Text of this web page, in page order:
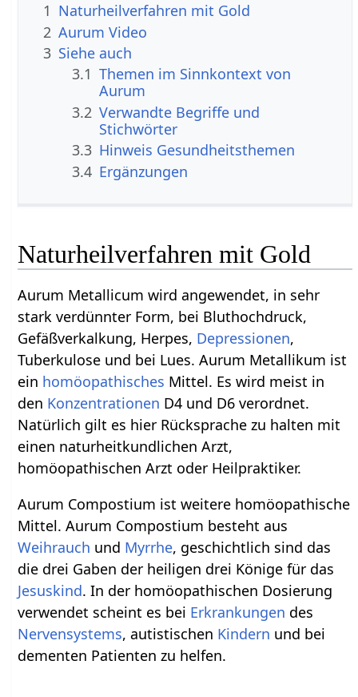
1 Naturheilverfahren mit Gold
2 Aurum Video
3 Siehe auch
3.1 Themen im Sinnkontext von
Aurum
3.2 Verwandte Begriffe und
Stichwörter
3.3 Hinweis Gesundheitsthemen
3.4 Ergänzungen
Naturheilverfahren mit Gold
Aurum Metallicum wird angewendet, in sehr
stark verdünnter Form, bei Bluthochdruck,
Gefäßverkalkung, Herpes, Depressionen,
Tuberkulose und bei Lues. Aurum Metallikum ist
ein homöopathisches Mittel. Es wird meist in
den Konzentrationen D4 und D6 verordnet.
Natürlich gilt es hier Rücksprache zu halten mit
einen naturheitkundlichen Arzt,
homöopathischen Arzt oder Heilpraktiker.
Aurum Compostium ist weitere homöopathische
Mittel. Aurum Compostium besteht aus
Weihrauch und Myrrhe, geschichtlich sind das
die drei Gaben der heiligen drei Könige für das
Jesuskind. In der homöopathischen Dosierung
verwendet scheint es bei Erkrankungen des
Nervensystems, autistischen Kindern und bei
dementen Patienten zu helfen.